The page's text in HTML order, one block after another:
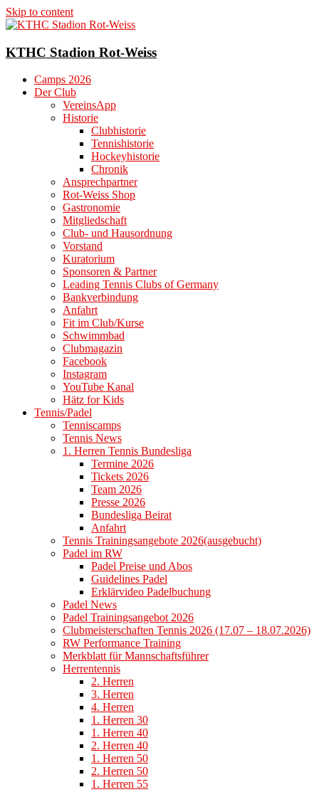
Skip to content
KTHC Stadion Rot-Weiss
Camps 2026
Der Club
VereinsApp
Historie
Clubhistorie
Tennishistorie
Hockeyhistorie
Chronik
Ansprechpartner
Rot-Weiss Shop
Gastronomie
Mitgliedschaft
Club- und Hausordnung
Vorstand
Kuratorium
Sponsoren & Partner
Leading Tennis Clubs of Germany
Bankverbindung
Anfahrt
Fit im Club/Kurse
Schwimmbad
Clubmagazin
Facebook
Instagram
YouTube Kanal
Hätz for Kids
Tennis/Padel
Tenniscamps
Tennis News
1. Herren Tennis Bundesliga
Termine 2026
Tickets 2026
Team 2026
Presse 2026
Bundesliga Beirat
Anfahrt
Tennis Trainingsangebote 2026(ausgebucht)
Padel im RW
Padel Preise und Abos
Guidelines Padel
Erklärvideo Padelbuchung
Padel News
Padel Trainingsangebot 2026
Clubmeisterschaften Tennis 2026 (17.07 – 18.07.2026)
RW Performance Training
Merkblatt für Mannschaftsführer
Herrentennis
2. Herren
3. Herren
4. Herren
1. Herren 30
1. Herren 40
2. Herren 40
1. Herren 50
2. Herren 50
1. Herren 55